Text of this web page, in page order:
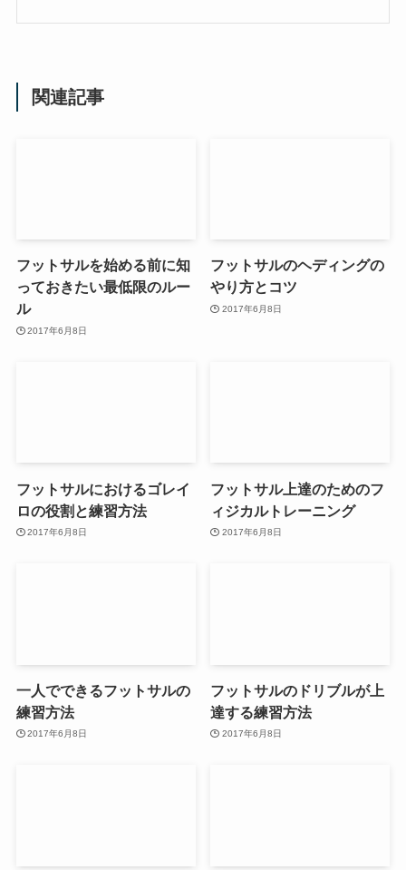
関連記事
フットサルを始める前に知
っておきたい最低限のルー
ル
2017年6月8日
フットサルのヘディングの
やり方とコツ
2017年6月8日
フットサルにおけるゴレイ
ロの役割と練習方法
2017年6月8日
フットサル上達のためのフ
ィジカルトレーニング
2017年6月8日
一人でできるフットサルの
練習方法
2017年6月8日
フットサルのドリブルが上
達する練習方法
2017年6月8日